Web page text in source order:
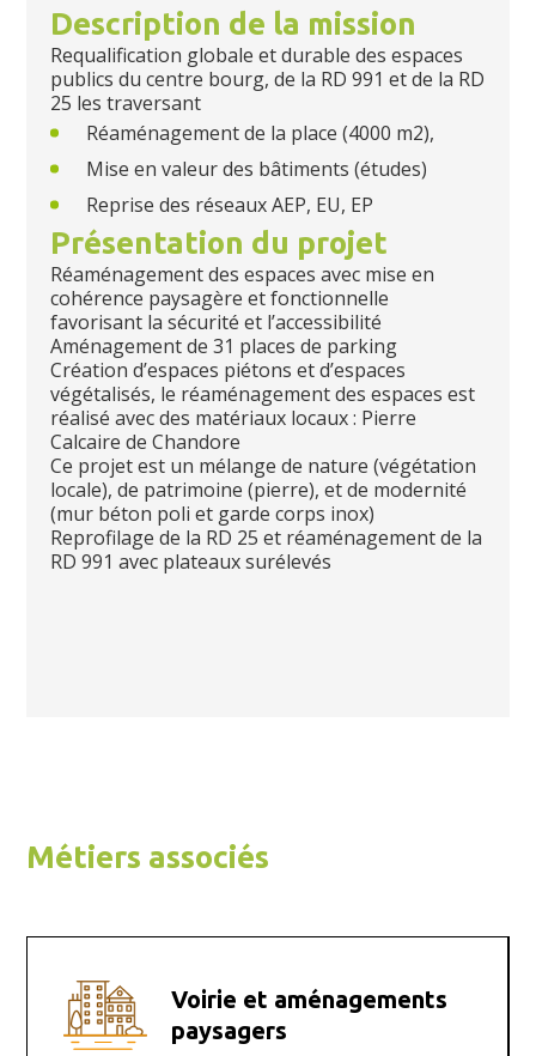
Description de la mission
Requalification globale et durable des espaces
publics du centre bourg, de la RD 991 et de la RD
25 les traversant
Réaménagement de la place (4000 m2),
Mise en valeur des bâtiments (études)
Reprise des réseaux AEP, EU, EP
Présentation du projet
Réaménagement des espaces avec mise en
cohérence paysagère et fonctionnelle
favorisant la sécurité et l’accessibilité
Aménagement de 31 places de parking
Création d’espaces piétons et d’espaces
végétalisés, le réaménagement des espaces est
réalisé avec des matériaux locaux : Pierre
Calcaire de Chandore
Ce projet est un mélange de nature (végétation
locale), de patrimoine (pierre), et de modernité
(mur béton poli et garde corps inox)
Reprofilage de la RD 25 et réaménagement de la
RD 991 avec plateaux surélevés
Métiers associés
Voirie et aménagements
paysagers